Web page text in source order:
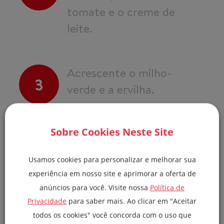
tomate e o creme de
leite.
3
Acrescente o milho-
verde e a ervilha.
Temperar com sal e
gosto.
Para o molho branco,
Sobre Cookies Neste Site
Usamos cookies para personalizar e melhorar sua
experiência em nosso site e aprimorar a oferta de
anúncios para você. Visite nossa Política de
Privacidade para saber mais. Ao clicar em "Aceitar
todos os cookies" você concorda com o uso que